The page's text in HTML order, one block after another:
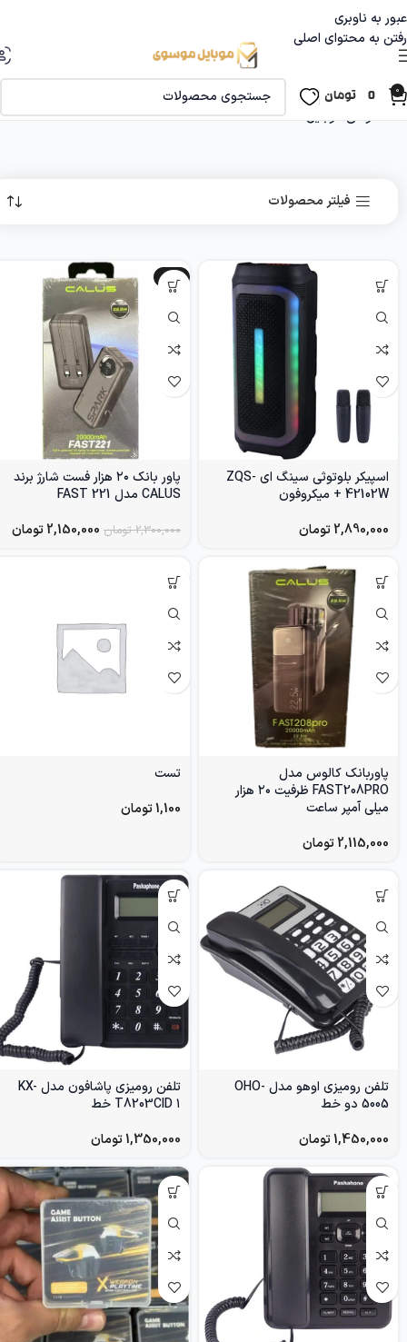
عبور به ناوبری
رفتن به محتوای اصلی
0
0 تومان
گوشی موبایل
فیلتر محصولات
اسپیکر بلوتوثی سینگ ای ZQS-
42102W + میکروفون
2,890,000تومان
-7%
پاور بانک ۲۰ هزار فست شارژ برند
CALUS مدل FAST 221
2,300,000 تومان 2,150,000تومان
پاوربانک کالوس مدل
FAST208PRO ظرفیت ۲۰ هزار
میلی آمپر ساعت
2,115,000تومان
تست
1,100تومان
تلفن رومیزی اوهو مدل OHO-
5005 دو خط
1,450,000تومان
تلفن رومیزی پاشافون مدل KX-
T8203CID ۱ خط
1,350,000تومان